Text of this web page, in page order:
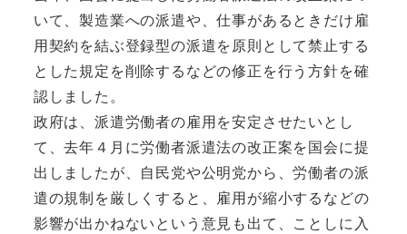
いて、製造業への派遣や、仕事があるときだけ雇
用契約を結ぶ登録型の派遣を原則として禁止する
とした規定を削除するなどの修正を行う方針を確
認しました。
政府は、派遣労働者の雇用を安定させたいとし
て、去年４月に労働者派遣法の改正案を国会に提
出しましたが、自民党や公明党から、労働者の派
遣の規制を厳しくすると、雇用が縮小するなどの
影響が出かねないという意見も出て、ことしに入